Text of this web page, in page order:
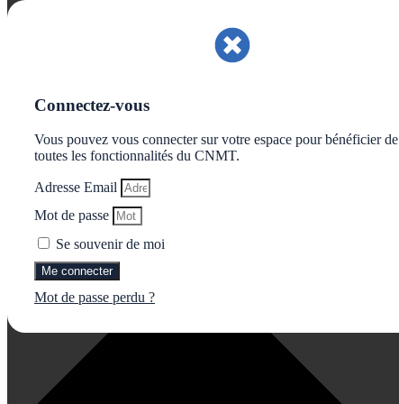
Gérer le consentement aux cookies
Connectez-vous
Vous pouvez vous connecter sur votre espace pour bénéficier de
toutes les fonctionnalités du CNMT.
Adresse Email
Mot de passe
Se souvenir de moi
Me connecter
Mot de passe perdu ?